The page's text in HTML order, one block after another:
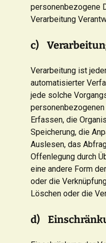
personenbezogene
Verarbeitung
c)
Verarbeitung ist
automatisierter
jede solche
Erfassen, die
Speicherung, die
Auslesen, das
Offenlegung durch
eine andere Form
oder die
Löschen oder die
d)